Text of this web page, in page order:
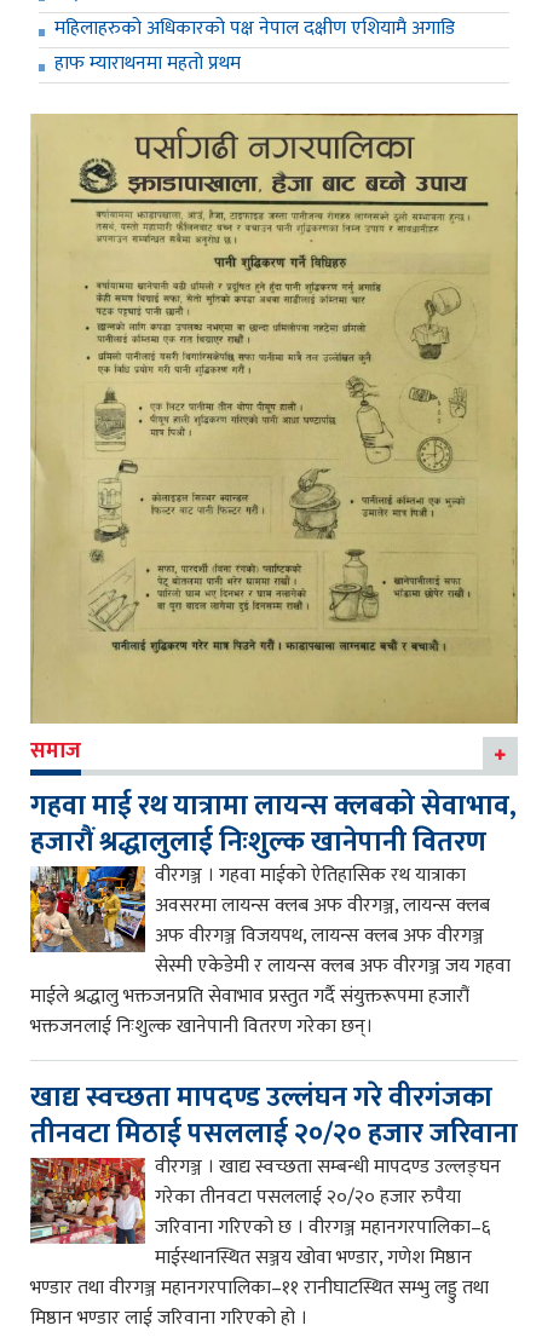
महिलाहरुको अधिकारको पक्ष नेपाल दक्षीण एशियामै अगाडि
हाफ म्याराथनमा महतो प्रथम
समाज
गहवा माई रथ यात्रामा लायन्स क्लबको सेवाभाव,
हजारौं श्रद्धालुलाई निःशुल्क खानेपानी वितरण
वीरगञ्ज । गहवा माईको ऐतिहासिक रथ यात्राका
अवसरमा लायन्स क्लब अफ वीरगञ्ज, लायन्स क्लब
अफ वीरगञ्ज विजयपथ, लायन्स क्लब अफ वीरगञ्ज
सेस्मी एकेडेमी र लायन्स क्लब अफ वीरगञ्ज जय गहवा
माईले श्रद्धालु भक्तजनप्रति सेवाभाव प्रस्तुत गर्दै संयुक्तरूपमा हजारौं
भक्तजनलाई निःशुल्क खानेपानी वितरण गरेका छन्।
खाद्य स्वच्छता मापदण्ड उल्लंघन गरे वीरगंजका
तीनवटा मिठाई पसललाई २०/२० हजार जरिवाना
वीरगञ्ज । खाद्य स्वच्छता सम्बन्धी मापदण्ड उल्लङ्घन
गरेका तीनवटा पसललाई २०/२० हजार रुपैया
जरिवाना गरिएको छ । वीरगञ्ज महानगरपालिका–६
माईस्थानस्थित सञ्जय खोवा भण्डार, गणेश मिष्ठान
भण्डार तथा वीरगञ्ज महानगरपालिका–११ रानीघाटस्थित सम्भु लड्डु तथा
मिष्ठान भण्डार लाई जरिवाना गरिएको हो ।